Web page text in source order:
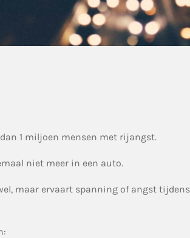
1 miljoen mensen met rijangst.
niet meer in een auto.
maar ervaart spanning of angst